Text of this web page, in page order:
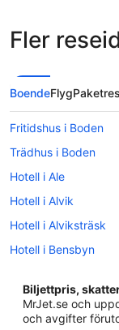
Fler
BoendeFlyg
Fritidshus i Boden
Trädhus i Boden
Hotell i Ale
Hotell i Alvik
Hotell i Alviksträsk
Hotell i Bensbyn
Hotell i
Hotell i Gäddvik
Biljettpris,
MrJet.se och
och avgifter